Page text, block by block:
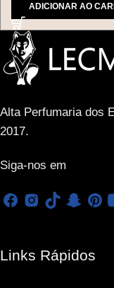
ADICIONAR AO
Alta Perfumaria dos
2017.
Siga-nos em
Links Rápidos